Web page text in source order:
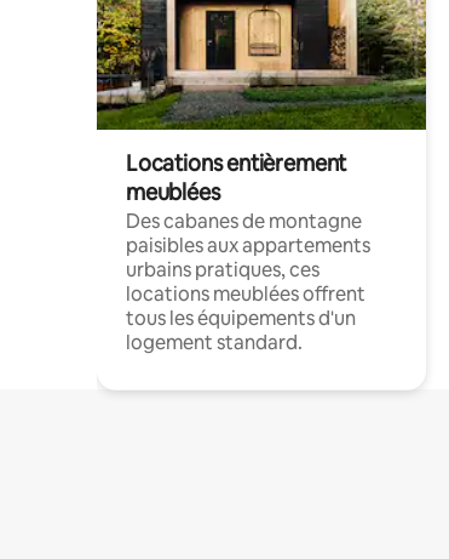
Locations entièrement
meublées
Des cabanes de montagne
paisibles aux appartements
urbains pratiques, ces
locations meublées offrent
tous les équipements d'un
logement standard.